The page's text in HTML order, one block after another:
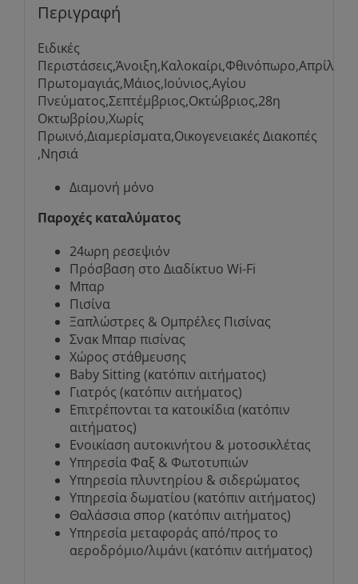
Περιγραφή
Ειδικές
Πρωτομαγιάς,Μάιος,Ιούνιος,Αγίου
Πνεύματος,Σεπτέμβριος,Οκτώβριος,28η
Οκτωβρίου,Χωρίς
Πρωινό,Διαμερίσματα,Οικογενειακές Διακοπές
,Νησιά
Διαμονή μόνο
Παροχές καταλύματος
24ωρη ρεσεψιόν
Πρόσβαση στο Διαδίκτυο Wi-Fi
Μπαρ
Πισίνα
Ξαπλώστρες & Ομπρέλες Πισίνας
Σνακ Μπαρ πισίνας
Χώρος στάθμευσης
Baby Sitting (κατόπιν αιτήματος)
Γιατρός (κατόπιν αιτήματος)
Επιτρέπονται τα κατοικίδια (κατόπιν
αιτήματος)
Ενοικίαση αυτοκινήτου & μοτοσικλέτας
Υπηρεσία Φαξ & Φωτοτυπιών
Υπηρεσία πλυντηρίου & σιδερώματος
Υπηρεσία δωματίου (κατόπιν αιτήματος)
Θαλάσσια σπορ (κατόπιν αιτήματος)
Υπηρεσία μεταφοράς από/προς το
αεροδρόμιο/λιμάνι (κατόπιν αιτήματος)